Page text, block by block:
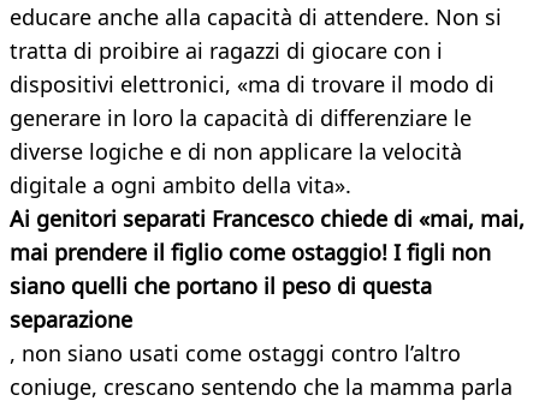
educare anche alla capacità di attendere. Non si
tratta di proibire ai ragazzi di giocare con i
dispositivi elettronici, «ma di trovare il modo di
generare in loro la capacità di differenziare le
diverse logiche e di non applicare la velocità
digitale a ogni ambito della vita».
Ai genitori separati Francesco chiede di «mai, mai,
mai prendere il figlio come ostaggio! I figli non
siano quelli che portano il peso di questa
separazione
, non siano usati come ostaggi contro l’altro
coniuge, crescano sentendo che la mamma parla